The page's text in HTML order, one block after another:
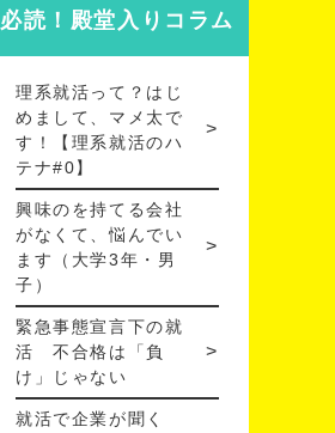
必読！殿堂入りコラム
理系就活って？はじ
めまして、マメ太で
す！【理系就活のハ
テナ#0】
興味のを持てる会社
がなくて、悩んでい
ます（大学3年・男
子）
緊急事態宣言下の就
活 不合格は「負
け」じゃない
就活で企業が聞く